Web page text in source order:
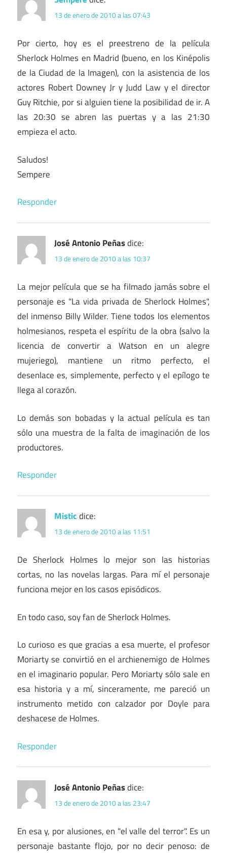
13 de enero de 2010 a las 07:43
Por cierto, hoy es el preestreno de la película
Sherlock Holmes en Madrid (bueno, en los Kinépolis
de la Ciudad de la Imagen), con la asistencia de los
actores Robert Downey Jr y Judd Law y el director
Guy Ritchie, por si alguien tiene la posibilidad de ir. A
las 20:30 se abren las puertas y a las 21:30
empieza el acto.
Saludos!
Sempere
Responder
José Antonio Peñasdice:
13 de enero de 2010 a las 10:37
La mejor película que se ha filmado jamás sobre el
personaje es "La vida privada de Sherlock Holmes",
del inmenso Billy Wilder. Tiene todos los elementos
holmesianos, respeta el espíritu de la obra (salvo la
licencia de convertir a Watson en un alegre
mujeriego), mantiene un ritmo perfecto, el
desenlace es, simplemente, perfecto y el epílogo te
llega al corazón.
Lo demás son bobadas y la actual película es tan
sólo una muestra de la falta de imaginación de los
productores.
Responder
Misticdice:
13 de enero de 2010 a las 11:51
De Sherlock Holmes lo mejor son las historias
cortas, no las novelas largas. Para mí el personaje
funciona mejor en los casos episódicos.
En todo caso, soy fan de Sherlock Holmes.
Lo curioso es que gracias a esa muerte, el profesor
Moriarty se convirtió en el archienemigo de Holmes
en el imaginario popular. Pero Moriarty sólo sale en
esa historia y a mí, sinceramente, me pareció un
instrumento metido con calzador por Doyle para
deshacese de Holmes.
Responder
José Antonio Peñasdice:
13 de enero de 2010 a las 23:47
En esa y, por alusiones, en "el valle del terror". Es un
personaje bastante flojo, por no decir penoso: de